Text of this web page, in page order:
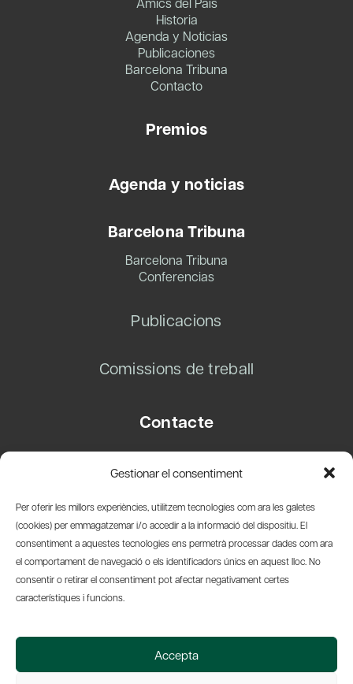
Gestionar el consentiment
Per oferir les millors experiències, utilitzem tecnologies com ara les galetes
(cookies) per emmagatzemar i/o accedir a la informació del dispositiu. El
consentiment a aquestes tecnologies ens permetrà processar dades com ara
el comportament de navegació o els identificadors únics en aquest lloc. No
consentir o retirar el consentiment pot afectar negativament certes
característiques i funcions.
Accepta
Historia
Agenda y Noticias
Publicaciones
Barcelona Tribuna
Contacto
Premios
Agenda y noticias
Barcelona Tribuna
Barcelona Tribuna
Conferencias
Publicacions
Comissions de treball
Contacte
08003 Barcelona
info@amicsdelpais.com
Suscripció Newsletter
© 2026 Societat Econòmica Barcelonesa d'Amics del País